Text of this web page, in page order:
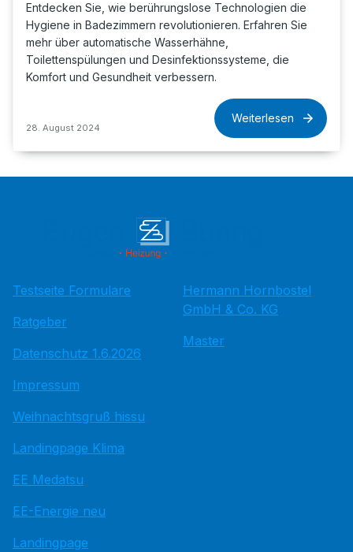
Entdecken Sie, wie berührungslose Technologien die
Hygiene in Badezimmern revolutionieren. Erfahren Sie
mehr über automatische Wasserhähne,
Toilettenspülungen und Desinfektionssysteme, die
Komfort und Gesundheit verbessern.
28. August 2024
Weiterlesen
Testseite Formulare
Ratgeber
Datenschutz 1.6.2026
Impressum
Weihnachtsgruß hissu
Landingpage Klima
EE Medatsu
EE-Energie neu
Landingpage
Hermann Hornbostel
GmbH & Co. KG
Master